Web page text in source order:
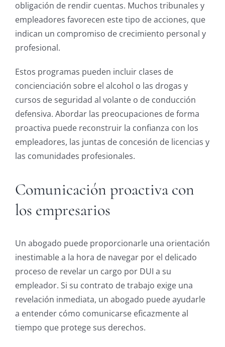
obligación de rendir cuentas. Muchos tribunales y
empleadores favorecen este tipo de acciones, que
indican un compromiso de crecimiento personal y
profesional.
Estos programas pueden incluir clases de
concienciación sobre el alcohol o las drogas y
cursos de seguridad al volante o de conducción
defensiva. Abordar las preocupaciones de forma
proactiva puede reconstruir la confianza con los
empleadores, las juntas de concesión de licencias y
las comunidades profesionales.
Comunicación proactiva con
los empresarios
Un abogado puede proporcionarle una orientación
inestimable a la hora de navegar por el delicado
proceso de revelar un cargo por DUI a su
empleador. Si su contrato de trabajo exige una
revelación inmediata, un abogado puede ayudarle
a entender cómo comunicarse eficazmente al
tiempo que protege sus derechos.